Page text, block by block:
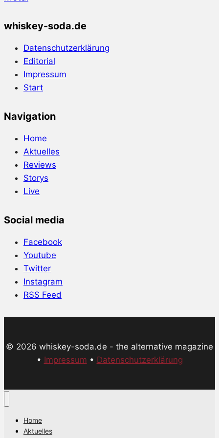
whiskey-soda.de
Datenschutzerklärung
Editorial
Impressum
Start
Navigation
Home
Aktuelles
Reviews
Storys
Live
Social media
Facebook
Youtube
Twitter
Instagram
RSS Feed
© 2026 whiskey-soda.de - the alternative magazine
• Impressum • Datenschutzerklärung
Home
Aktuelles